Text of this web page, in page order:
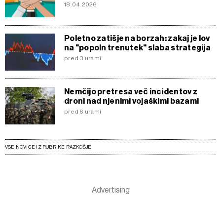
18.04.2026
Poletno zatišje na borzah: zakaj je lov
na "popoln trenutek" slaba strategija
pred 3 urami
Nemčijo pretresa več incidentov z
droni nad njenimi vojaškimi bazami
pred 6 urami
VSE NOVICE IZ RUBRIKE RAZKOŠJE